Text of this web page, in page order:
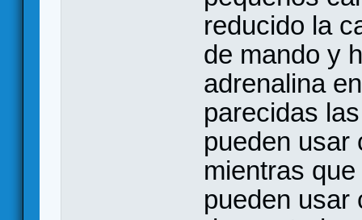
reducido la
de mando y
adrenalina
parecidas
pueden usar
mientras
pueden usar